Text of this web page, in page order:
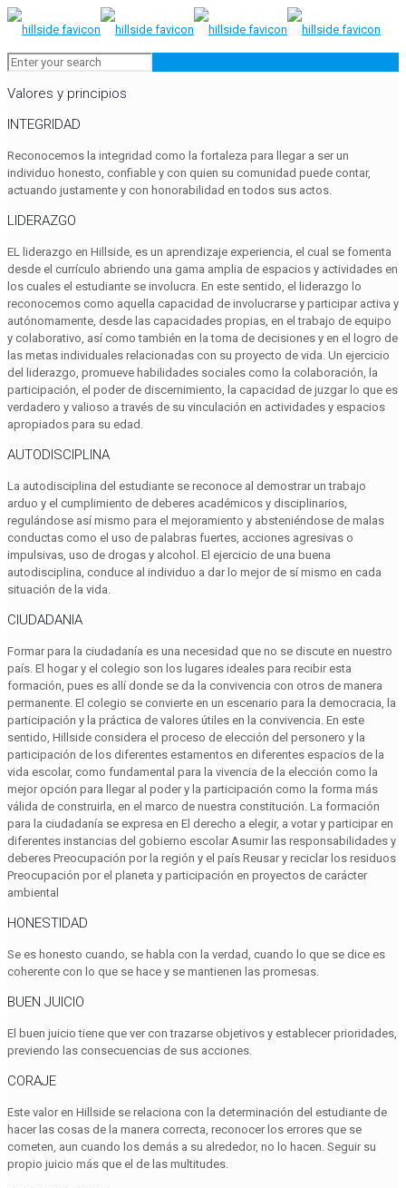
Valores y principios
INTEGRIDAD
Reconocemos la integridad como la fortaleza para llegar a ser un
individuo honesto, confiable y con quien su comunidad puede contar,
actuando justamente y con honorabilidad en todos sus actos.
LIDERAZGO
EL liderazgo en Hillside, es un aprendizaje experiencia, el cual se fomenta
desde el currículo abriendo una gama amplia de espacios y actividades en
los cuales el estudiante se involucra. En este sentido, el liderazgo lo
reconocemos como aquella capacidad de involucrarse y participar activa y
autónomamente, desde las capacidades propias, en el trabajo de equipo
y colaborativo, así como también en la toma de decisiones y en el logro de
las metas individuales relacionadas con su proyecto de vida. Un ejercicio
del liderazgo, promueve habilidades sociales como la colaboración, la
participación, el poder de discernimiento, la capacidad de juzgar lo que es
verdadero y valioso a través de su vinculación en actividades y espacios
apropiados para su edad.
AUTODISCIPLINA
La autodisciplina del estudiante se reconoce al demostrar un trabajo
arduo y el cumplimiento de deberes académicos y disciplinarios,
regulándose así mismo para el mejoramiento y absteniéndose de malas
conductas como el uso de palabras fuertes, acciones agresivas o
impulsivas, uso de drogas y alcohol. El ejercicio de una buena
autodisciplina, conduce al individuo a dar lo mejor de sí mismo en cada
situación de la vida.
CIUDADANIA
Formar para la ciudadanía es una necesidad que no se discute en nuestro
país. El hogar y el colegio son los lugares ideales para recibir esta
formación, pues es allí donde se da la convivencia con otros de manera
permanente. El colegio se convierte en un escenario para la democracia, la
participación y la práctica de valores útiles en la convivencia. En este
sentido, Hillside considera el proceso de elección del personero y la
participación de los diferentes estamentos en diferentes espacios de la
vida escolar, como fundamental para la vivencia de la elección como la
mejor opción para llegar al poder y la participación como la forma más
válida de construirla, en el marco de nuestra constitución. La formación
para la ciudadanía se expresa en El derecho a elegir, a votar y participar en
diferentes instancias del gobierno escolar Asumir las responsabilidades y
deberes Preocupación por la región y el país Reusar y reciclar los residuos
Preocupación por el planeta y participación en proyectos de carácter
ambiental
HONESTIDAD
Se es honesto cuando, se habla con la verdad, cuando lo que se dice es
coherente con lo que se hace y se mantienen las promesas.
BUEN JUICIO
El buen juicio tiene que ver con trazarse objetivos y establecer prioridades,
previendo las consecuencias de sus acciones.
CORAJE
Este valor en Hillside se relaciona con la determinación del estudiante de
hacer las cosas de la manera correcta, reconocer los errores que se
cometen, aun cuando los demás a su alrededor, no lo hacen. Seguir su
propio juicio más que el de las multitudes.